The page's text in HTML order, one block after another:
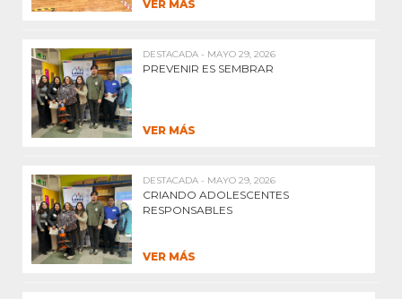
VER MÁS
DESTACADA - MAYO 29, 2026
PREVENIR ES SEMBRAR
VER MÁS
DESTACADA - MAYO 29, 2026
CRIANDO ADOLESCENTES
RESPONSABLES
VER MÁS